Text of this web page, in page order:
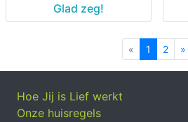
Glad zeg!
« Previous
1 2 »
Hoe Jij is Lief werkt
Onze huisregels